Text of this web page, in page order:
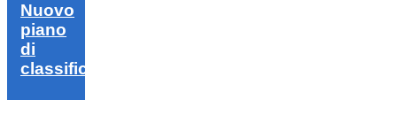
Nuovo
piano
di
classifica